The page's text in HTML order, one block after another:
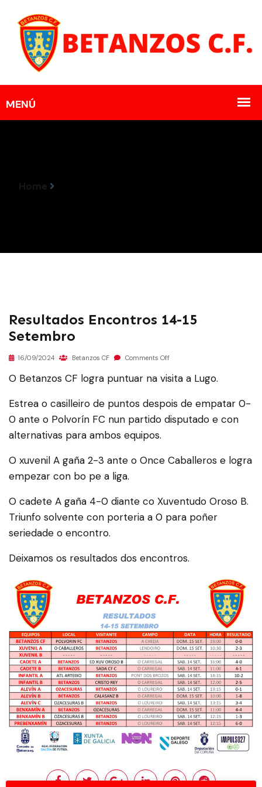
Home
Resultados Encontros 14-15
Setembro
16/09/2024 Betanzos CF Comments Off
O Betanzos CF logra puntuar na visita a Lugo.
Estrea o casilleiro de puntos despois de empatar 0-
0 ante o Polvorín FC nun partido disputado e con
alternativas para ambos equipos.
O xuvenil A gaña 2-3 ante o Once Caballeros e logra
empezar con bo pe a liga.
O cadete A gaña 4-0 diante co Xuventudo Oroso B.
Triunfo solvente con porteria a 0 para poñer
seriedade o encontro.
Deixamos os resultados dos encontros.